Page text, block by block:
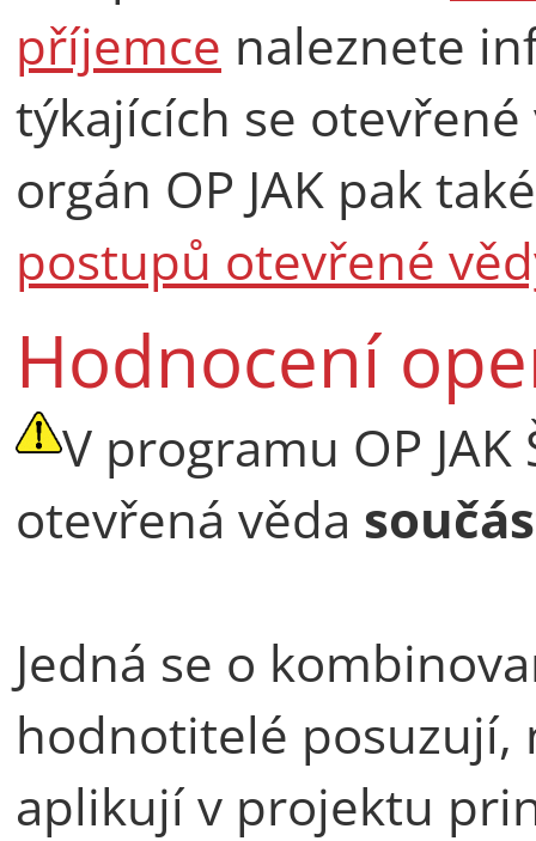
příjemce naleznete
týkajících se otevřené
orgán OP JAK pak
postupů otevřené
Hodnocení
V programu OP
otevřená věda
Jedná se o
hodnotitelé posuzují,
aplikují v projektu